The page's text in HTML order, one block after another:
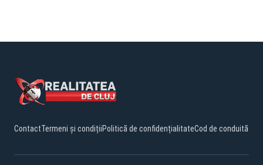
ContactTermeni și condițiiPolitică de confidențialitateCod de conduită